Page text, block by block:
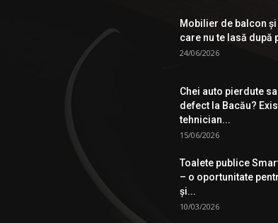
Mobilier de balcon
care nu te lasă după
24/06/2026
Chei auto pierdute
defect la Bacău?
tehnician...
15/06/2026
Toalete publice
– o oportunitate
şi...
10/03/2026